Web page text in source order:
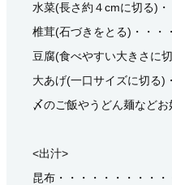
水菜(長さ約４cmに切る)
椎茸(石づきをとる)・・・
豆腐(食べやすい大きさに
大あげ(一口サイズに切る)
〆のご飯やうどん麺などお
<出汁>
昆布・・・・・・・・・・